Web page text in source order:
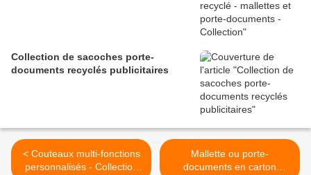
Collection de sacoches porte-
documents recyclés publicitaires
< Couteaux multi-fonctions
personnalisés - Collection
Mallette ou porte-
documents en carton